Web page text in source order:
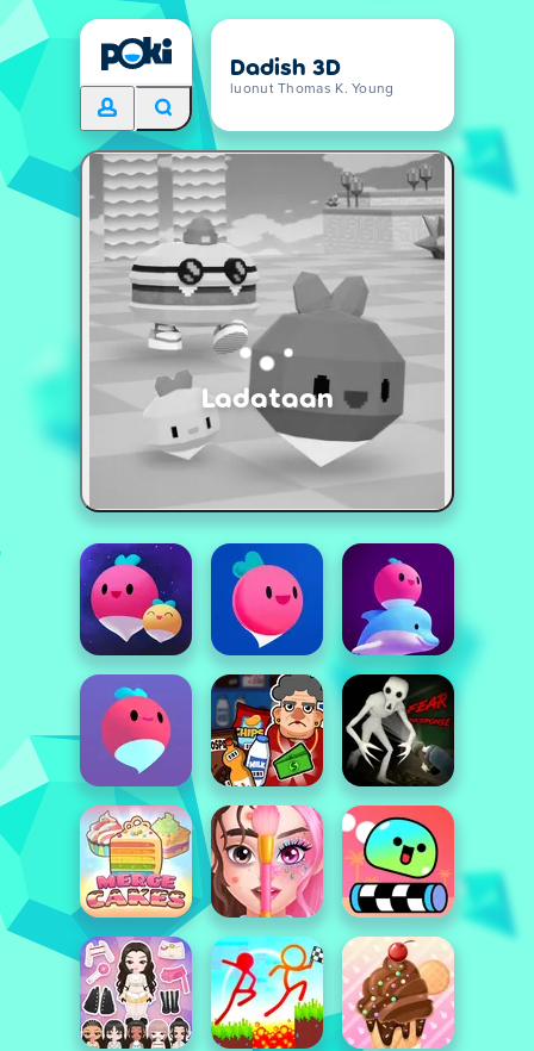
Dadish 3D
luonut Thomas K. Young
Ladataan